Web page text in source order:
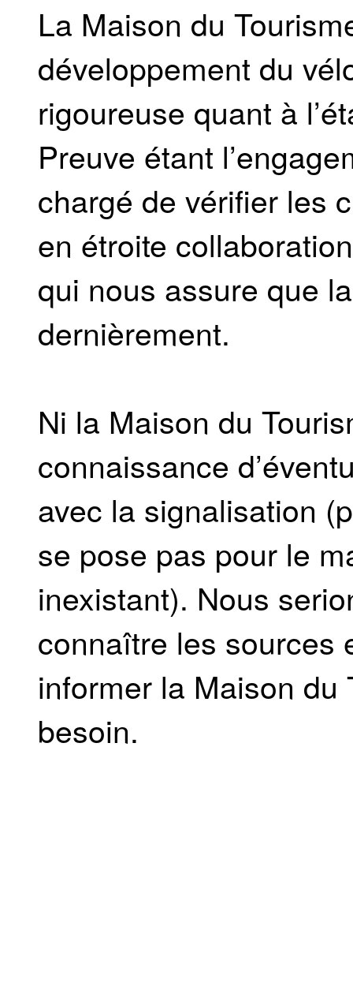
La Maison du
développement du
rigoureuse quant à
Preuve étant
chargé de vérifier les
en étroite
qui nous assure que
dernièrement.
Ni la Maison du
connaissance
avec la signalisation
se pose pas pour le
inexistant). Nous
connaître les sources
informer la Maison du
besoin.